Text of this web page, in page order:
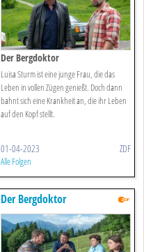
Der Bergdoktor
Luisa Sturm ist eine junge Frau, die das
Leben in vollen Zügen genießt. Doch dann
bahnt sich eine Krankheit an, die ihr Leben
auf den Kopf stellt.
01-04-2023 ZDF
Alle Folgen
Der Bergdoktor